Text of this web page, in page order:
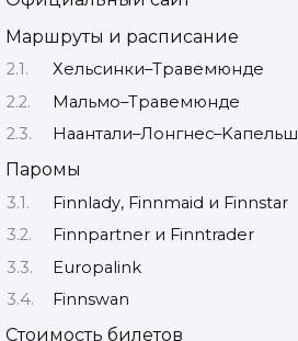
Маршруты и расписание
Хельсинки–Травемюнде
Мальмо–Травемюнде
Паромы
Finnlady, Finnmaid и Finnstar
Finnpartner и Finntrader
Europalink
Finnswan
Стоимость билетов